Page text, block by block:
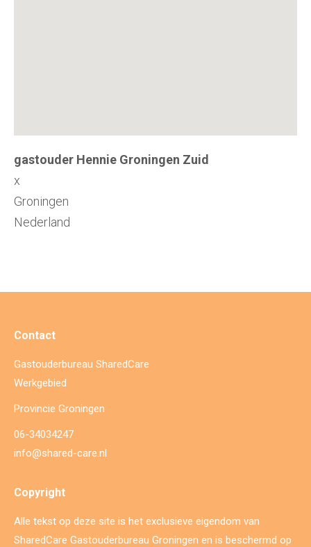
gastouder Hennie Groningen Zuid
x
Groningen
Nederland
Contact
Gastouderbureau SharedCare
Werkgebied
Provincie Groningen
06-34034247
info@shared-care.nl
Copyright
Alle tekst op deze site is het exclusieve eigendom van
SharedCare Gastouderbureau Groningen en is beschermd op